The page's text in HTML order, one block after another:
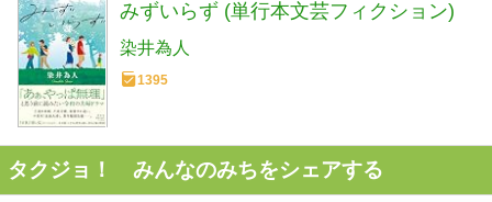
みずいらず (単行本文芸フィクション)
染井為人
1395
タクジョ！ みんなのみちをシェアする